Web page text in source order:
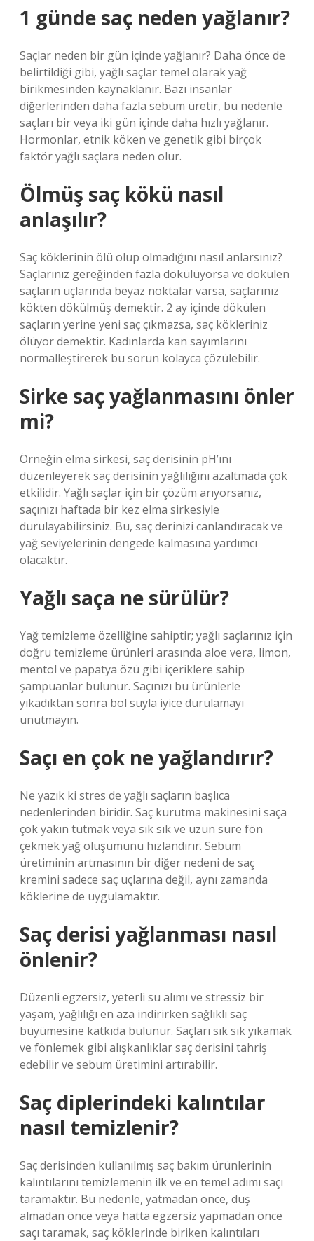
1 günde saç neden yağlanır?
Saçlar neden bir gün içinde yağlanır? Daha önce de
belirtildiği gibi, yağlı saçlar temel olarak yağ
birikmesinden kaynaklanır. Bazı insanlar
diğerlerinden daha fazla sebum üretir, bu nedenle
saçları bir veya iki gün içinde daha hızlı yağlanır.
Hormonlar, etnik köken ve genetik gibi birçok
faktör yağlı saçlara neden olur.
Ölmüş saç kökü nasıl
anlaşılır?
Saç köklerinin ölü olup olmadığını nasıl anlarsınız?
Saçlarınız gereğinden fazla dökülüyorsa ve dökülen
saçların uçlarında beyaz noktalar varsa, saçlarınız
kökten dökülmüş demektir. 2 ay içinde dökülen
saçların yerine yeni saç çıkmazsa, saç kökleriniz
ölüyor demektir. Kadınlarda kan sayımlarını
normalleştirerek bu sorun kolayca çözülebilir.
Sirke saç yağlanmasını önler
mi?
Örneğin elma sirkesi, saç derisinin pH’ını
düzenleyerek saç derisinin yağlılığını azaltmada çok
etkilidir. Yağlı saçlar için bir çözüm arıyorsanız,
saçınızı haftada bir kez elma sirkesiyle
durulayabilirsiniz. Bu, saç derinizi canlandıracak ve
yağ seviyelerinin dengede kalmasına yardımcı
olacaktır.
Yağlı saça ne sürülür?
Yağ temizleme özelliğine sahiptir; yağlı saçlarınız için
doğru temizleme ürünleri arasında aloe vera, limon,
mentol ve papatya özü gibi içeriklere sahip
şampuanlar bulunur. Saçınızı bu ürünlerle
yıkadıktan sonra bol suyla iyice durulamayı
unutmayın.
Saçı en çok ne yağlandırır?
Ne yazık ki stres de yağlı saçların başlıca
nedenlerinden biridir. Saç kurutma makinesini saça
çok yakın tutmak veya sık sık ve uzun süre fön
çekmek yağ oluşumunu hızlandırır. Sebum
üretiminin artmasının bir diğer nedeni de saç
kremini sadece saç uçlarına değil, aynı zamanda
köklerine de uygulamaktır.
Saç derisi yağlanması nasıl
önlenir?
Düzenli egzersiz, yeterli su alımı ve stressiz bir
yaşam, yağlılığı en aza indirirken sağlıklı saç
büyümesine katkıda bulunur. Saçları sık sık yıkamak
ve fönlemek gibi alışkanlıklar saç derisini tahriş
edebilir ve sebum üretimini artırabilir.
Saç diplerindeki kalıntılar
nasıl temizlenir?
Saç derisinden kullanılmış saç bakım ürünlerinin
kalıntılarını temizlemenin ilk ve en temel adımı saçı
taramaktır. Bu nedenle, yatmadan önce, duş
almadan önce veya hatta egzersiz yapmadan önce
saçı taramak, saç köklerinde biriken kalıntıları